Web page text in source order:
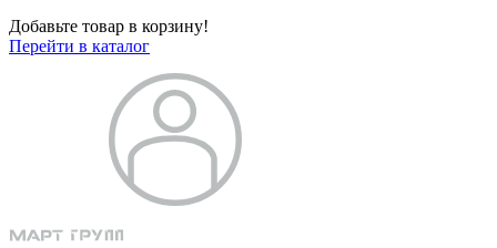
Добавьте товар в корзину!
Перейти в каталог